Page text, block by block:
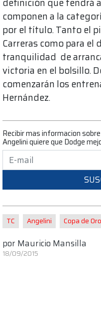
definición que tendrá
componen a la
por el título. Tanto el
Carreras como para el
tranquilidad de
victoria en el bolsillo.
comenzarán los
Hernández.
Recibir mas informacion sobre
Angelini quiere que Dodge
TC Angelini Copa de Oro
por Mauricio Mansilla
18/09/2015